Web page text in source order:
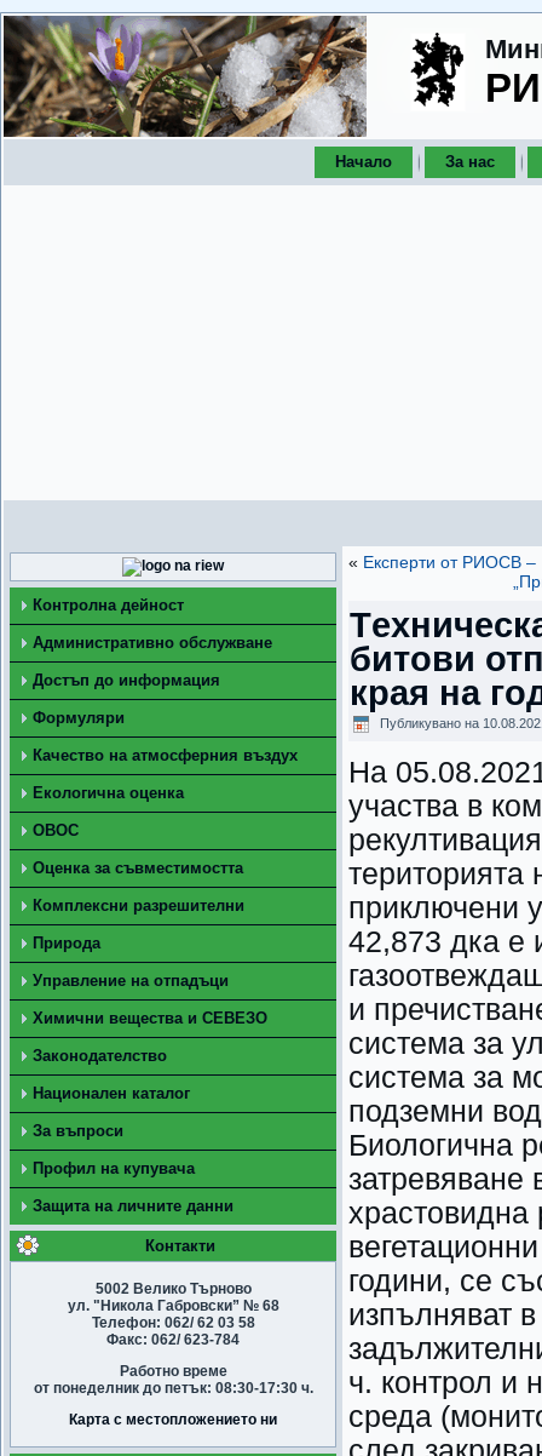
Начало За нас
Контролна дейност
Административно обслужване
Достъп до информация
Формуляри
Качество на атмосферния въздух
Екологична оценка
ОВОС
Оценка за съвместимостта
Комплексни разрешителни
Природа
Управление на отпадъци
Химични вещества и СЕВЕЗО
Законодателство
Национален каталог
За въпроси
Профил на купувача
Защита на личните данни
Контакти
5002 Велико Търново
ул. "Никола Габровски” № 68
Телефон: 062/ 62 03 58
Факс: 062/ 623-784
Работно време
от понеделник до петък: 08:30-17:30 ч.
Карта с местопложението ни
« Експерти от РИОСВ –
битови
края на
Публикувано на
На
участва в
приключени
42,873 дка е
и
система за
система за
подземни
Биологична
затревяване
храстовидна
години, се
изпълняват
ч. контрол и
среда